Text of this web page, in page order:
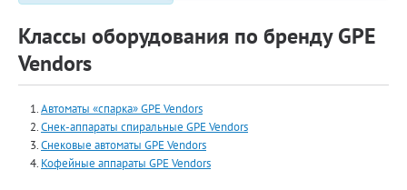
Классы оборудования по бренду GPE
Vendors
Автоматы «спарка» GPE Vendors
Снек-аппараты спиральные GPE Vendors
Снековые автоматы GPE Vendors
Кофейные аппараты GPE Vendors